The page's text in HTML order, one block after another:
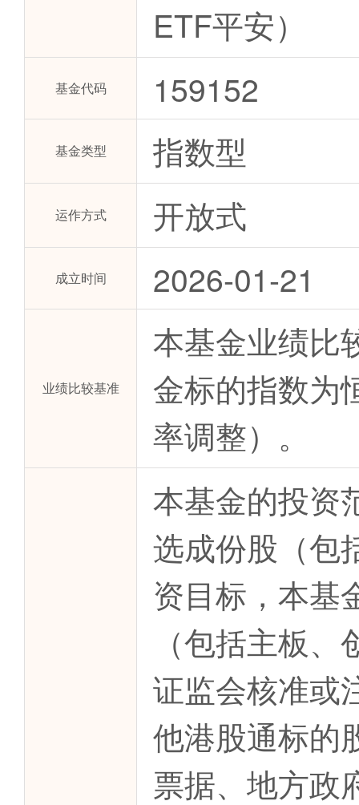
ETF平安）
基金代码 159152
基金类型 指数型
运作方式 开放式
成立时间 2026-01-21
业绩比较基准
本基金业绩比
金标的指数为
率调整）。
本基金的投资
选成份股（包
资目标，本基
（包括主板
证监会核准或
他港股通标的
票据、地方政